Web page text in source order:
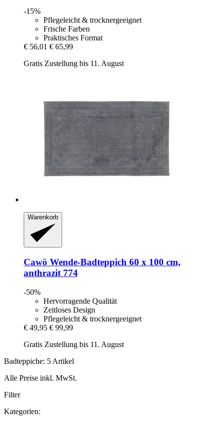
-15%
Pflegeleicht & trocknergeeignet
Frische Farben
Praktisches Format
€ 56,01 € 65,99
Gratis Zustellung bis 11. August
Warenkorb
Cawö Wende-​Badteppich 60 x 100 cm,
anthrazit 774
-50%
Hervorragende Qualität
Zeitloses Design
Pflegeleicht & trocknergeeignet
€ 49,95 € 99,99
Gratis Zustellung bis 11. August
Badteppiche: 5 Artikel
Alle Preise inkl. MwSt.
Filter
Kategorien: